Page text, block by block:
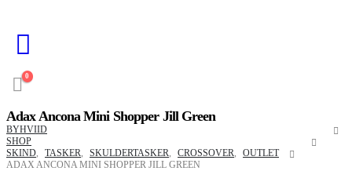
0
Adax Ancona Mini Shopper Jill Green
BYHVIID
SHOP
SKIND, TASKER, SKULDERTASKER, CROSSOVER,
OUTLET
ADAX ANCONA MINI SHOPPER JILL GREEN